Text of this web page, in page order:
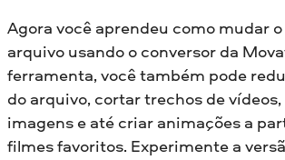
Agora você aprendeu como mudar
arquivo usando o conversor da
ferramenta, você também pode
do arquivo, cortar trechos de
imagens e até criar animações a
filmes favoritos. Experimente a